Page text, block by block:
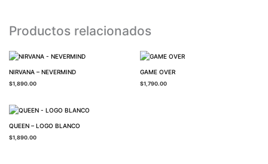
Productos relacionados
NIRVANA – NEVERMIND
$1,890.00
GAME OVER
$1,790.00
QUEEN – LOGO BLANCO
$1,890.00